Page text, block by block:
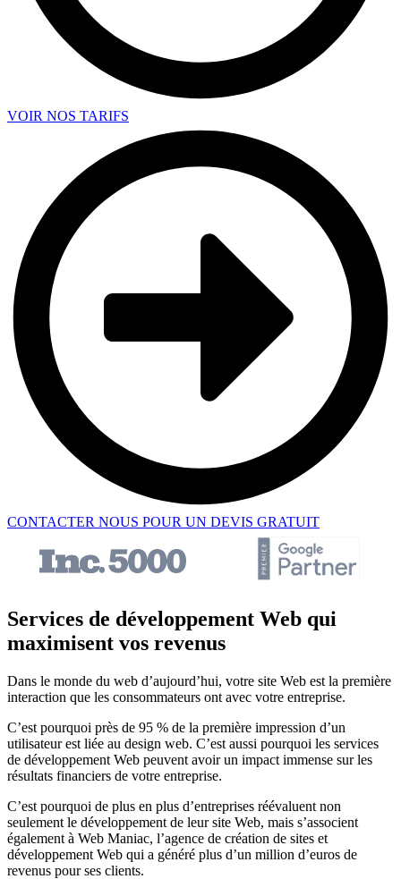
VOIR NOS TARIFS
CONTACTER NOUS POUR UN DEVIS GRATUIT
Services de développement Web qui
maximisent vos revenus
Dans le monde du web d’aujourd’hui, votre site Web est la première
interaction que les consommateurs ont avec votre entreprise.
C’est pourquoi près de 95 % de la première impression d’un
utilisateur est liée au design web. C’est aussi pourquoi les services
de développement Web peuvent avoir un impact immense sur les
résultats financiers de votre entreprise.
C’est pourquoi de plus en plus d’entreprises réévaluent non
seulement le développement de leur site Web, mais s’associent
également à Web Maniac, l’agence de création de sites et
développement Web qui a généré plus d’un million d’euros de
revenus pour ses clients.